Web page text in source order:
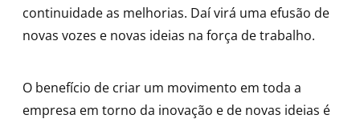
continuidade as melhorias. Daí virá uma efusão de
novas vozes e novas ideias na força de trabalho.
O benefício de criar um movimento em toda a
empresa em torno da inovação e de novas ideias é